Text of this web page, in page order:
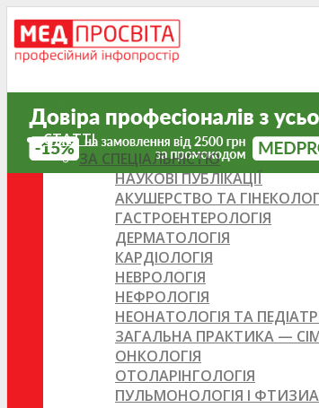
СТАТТІ
ЗА СПЕЦІАЛЬНІСТЮ
НАУКОВІ ПУБЛІКАЦІЇ
АКУШЕРСТВО ТА
ГАСТРОЕНТЕРОЛОГІЯ
ДЕРМАТОЛОГІЯ
КАРДІОЛОГІЯ
НЕВРОЛОГІЯ
НЕФРОЛОГІЯ
НЕОНАТОЛОГІЯ ТА
ЗАГАЛЬНА ПРАКТИКА —
ОНКОЛОГІЯ
ОТОЛАРІНГОЛОГІЯ
ПУЛЬМОНОЛОГІЯ І